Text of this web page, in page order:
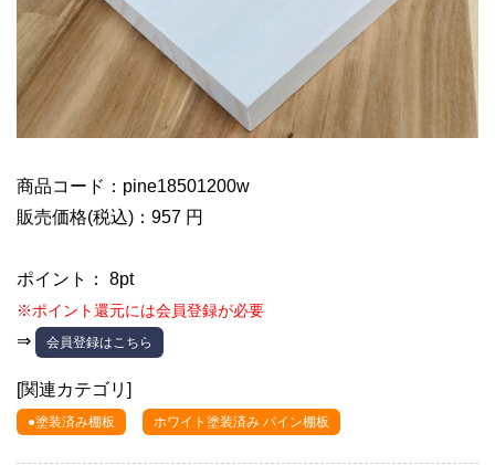
商品コード：pine18501200w
販売価格(税込)：957 円
ポイント： 8pt
※ポイント還元には会員登録が必要
⇒ 会員登録はこちら
[関連カテゴリ]
●塗装済み棚板 ホワイト塗装済み パイン棚板